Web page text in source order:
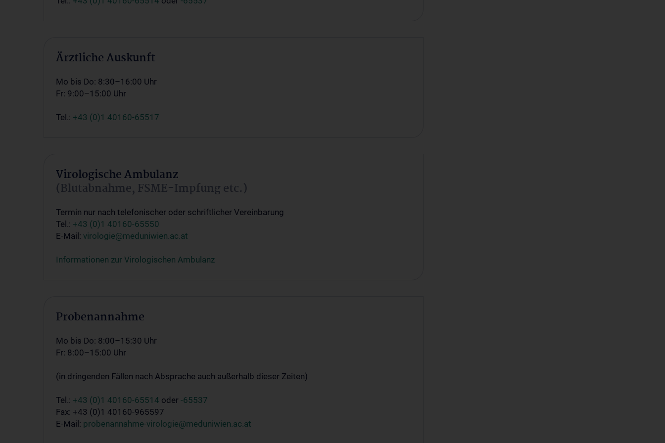
Ärztliche Auskunft
Mo bis Do: 8:30–16:00 Uhr
Fr: 9:00–15:00 Uhr
Tel.: +43 (0)1 40160-65517
Virologische Ambulanz
(Blutabnahme, FSME-Impfung etc.)
Termin nur nach telefonischer oder schriftlicher Vereinbarung
Tel.: +43 (0)1 40160-65550
E-Mail: virologie@meduniwien.ac.at
Informationen zur Virologischen Ambulanz
Probenannahme
Mo bis Do: 8:00–15:30 Uhr
Fr: 8:00–15:00 Uhr
(in dringenden Fällen nach Absprache auch außerhalb dieser Zeiten)
Tel.: +43 (0)1 40160-65514 oder -65537
Fax: +43 (0)1 40160-965597
E-Mail: probenannahme-virologie@meduniwien.ac.at